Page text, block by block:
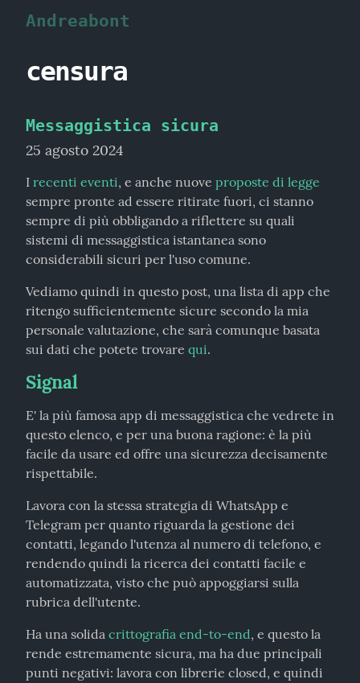
Andreabont
censura
Messaggistica sicura
25 agosto 2024
I recenti eventi, e anche nuove proposte di legge
sempre pronte ad essere ritirate fuori, ci stanno
sempre di più obbligando a riflettere su quali
sistemi di messaggistica istantanea sono
considerabili sicuri per l'uso comune.
Vediamo quindi in questo post, una lista di app che
ritengo sufficientemente sicure secondo la mia
personale valutazione, che sarà comunque basata
sui dati che potete trovare qui.
Signal
E' la più famosa app di messaggistica che vedrete in
questo elenco, e per una buona ragione: è la più
facile da usare ed offre una sicurezza decisamente
rispettabile.
Lavora con la stessa strategia di WhatsApp e
Telegram per quanto riguarda la gestione dei
contatti, legando l'utenza al numero di telefono, e
rendendo quindi la ricerca dei contatti facile e
automatizzata, visto che può appoggiarsi sulla
rubrica dell'utente.
Ha una solida crittografia end-to-end, e questo la
rende estremamente sicura, ma ha due principali
punti negativi: lavora con librerie closed, e quindi